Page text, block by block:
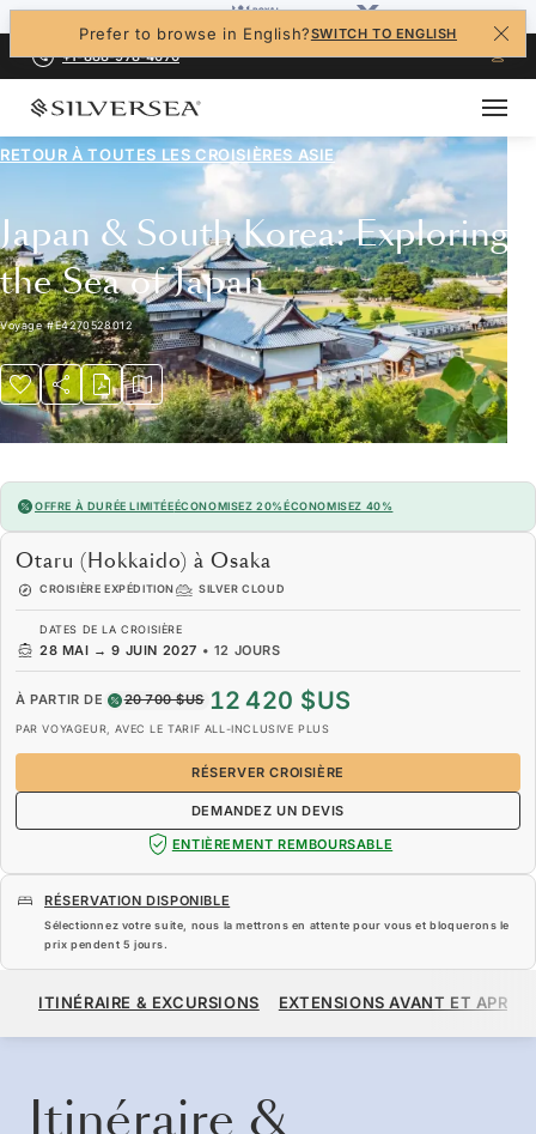
Prefer to browse in English?SWITCH TO ENGLISH
+1-888-978-4070
RETOUR À TOUTES LESCROISIÈRES ASIE
Japan & South Korea: Exploring
the Sea of Japan
Voyage#E4270528012
OFFRE À DURÉE LIMITÉEÉCONOMISEZ 20%ÉCONOMISEZ 40%
Otaru (Hokkaido) à Osaka
CROISIÈRE EXPÉDITION SILVER CLOUD
DATES DE LA CROISIÈRE
28 MAI → 9 JUIN 2027 • 12 JOURS
À PARTIR DE 20 700 $US 12 420 $US
PAR VOYAGEUR, AVEC LE TARIF ALL-INCLUSIVE PLUS
RÉSERVER CROISIÈRE
DEMANDEZ UN DEVIS
ENTIÈREMENT REMBOURSABLE
RÉSERVATION DISPONIBLE
Sélectionnez votre suite, nous la mettrons en attente pour vous et bloquerons le
prix pendent 5 jours.
À PARTIR DE 12 420 $US
ITINÉRAIRE & EXCURSIONS EXTENSIONS AVANT ET APRÈS
Itinéraire &